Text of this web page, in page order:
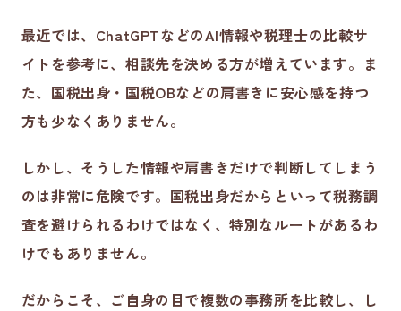
最近では、ChatGPTなどのAI情報や税理士の比較サ
イトを参考に、相談先を決める方が増えています。ま
た、国税出身・国税OBなどの肩書きに安心感を持つ
方も少なくありません。
しかし、そうした情報や肩書きだけで判断してしまう
のは非常に危険です。国税出身だからといって税務調
査を避けられるわけではなく、特別なルートがあるわ
けでもありません。
だからこそ、ご自身の目で複数の事務所を比較し、し